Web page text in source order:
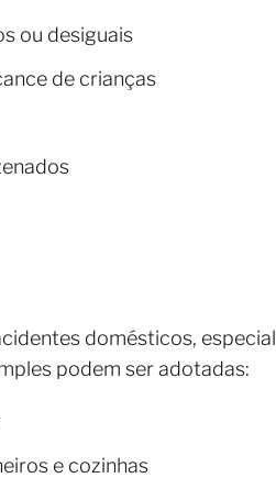
ou desiguais
de crianças
domésticos,
podem ser adotadas:
e cozinhas